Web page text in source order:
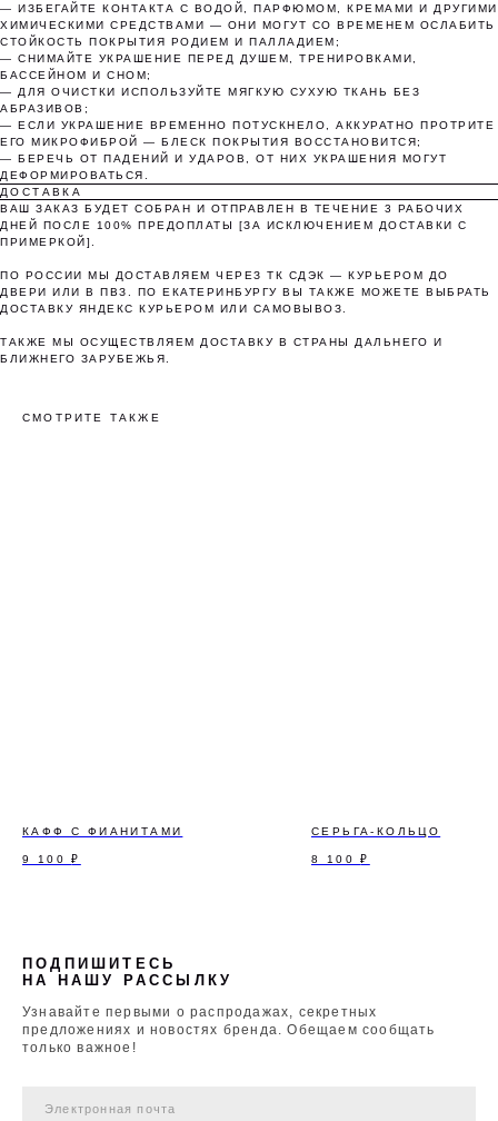
— ИЗБЕГАЙТЕ КОНТАКТА С ВОДОЙ, ПАРФЮМОМ, КРЕМАМИ И ДРУГИМИ
ХИМИЧЕСКИМИ СРЕДСТВАМИ — ОНИ МОГУТ СО ВРЕМЕНЕМ ОСЛАБИТЬ
СТОЙКОСТЬ ПОКРЫТИЯ РОДИЕМ И ПАЛЛАДИЕМ;
— СНИМАЙТЕ УКРАШЕНИЕ ПЕРЕД ДУШЕМ, ТРЕНИРОВКАМИ,
БАССЕЙНОМ И СНОМ;
— ДЛЯ ОЧИСТКИ ИСПОЛЬЗУЙТЕ МЯГКУЮ СУХУЮ ТКАНЬ БЕЗ
АБРАЗИВОВ;
— ЕСЛИ УКРАШЕНИЕ ВРЕМЕННО ПОТУСКНЕЛО, АККУРАТНО ПРОТРИТЕ
ЕГО МИКРОФИБРОЙ — БЛЕСК ПОКРЫТИЯ ВОССТАНОВИТСЯ;
— БЕРЕЧЬ ОТ ПАДЕНИЙ И УДАРОВ, ОТ НИХ УКРАШЕНИЯ МОГУТ
ДЕФОРМИРОВАТЬСЯ.
ДОСТАВКА
ВАШ ЗАКАЗ БУДЕТ СОБРАН И ОТПРАВЛЕН В ТЕЧЕНИЕ 3 РАБОЧИХ
ДНЕЙ ПОСЛЕ 100% ПРЕДОПЛАТЫ [ЗА ИСКЛЮЧЕНИЕМ ДОСТАВКИ С
ПРИМЕРКОЙ].
ПО РОССИИ МЫ ДОСТАВЛЯЕМ ЧЕРЕЗ ТК СДЭК — КУРЬЕРОМ ДО
ДВЕРИ ИЛИ В ПВЗ. ПО ЕКАТЕРИНБУРГУ ВЫ ТАКЖЕ МОЖЕТЕ ВЫБРАТЬ
ДОСТАВКУ ЯНДЕКС КУРЬЕРОМ ИЛИ САМОВЫВОЗ.
ТАКЖЕ МЫ ОСУЩЕСТВЛЯЕМ ДОСТАВКУ В СТРАНЫ ДАЛЬНЕГО И
БЛИЖНЕГО ЗАРУБЕЖЬЯ.
СМОТРИТЕ ТАКЖЕ
КАФФ С ФИАНИТАМИ
9 100 ₽
СЕРЬГА-КОЛЬЦО
8 100 ₽
ПОДПИШИТЕСЬ
НА НАШУ РАССЫЛКУ
Узнавайте первыми о распродажах, секретных
предложениях и новостях бренда. Обещаем сообщать
только важное!
25% 25% 25% 25%
Без комиссий и переплат
Как обычная оплата картой